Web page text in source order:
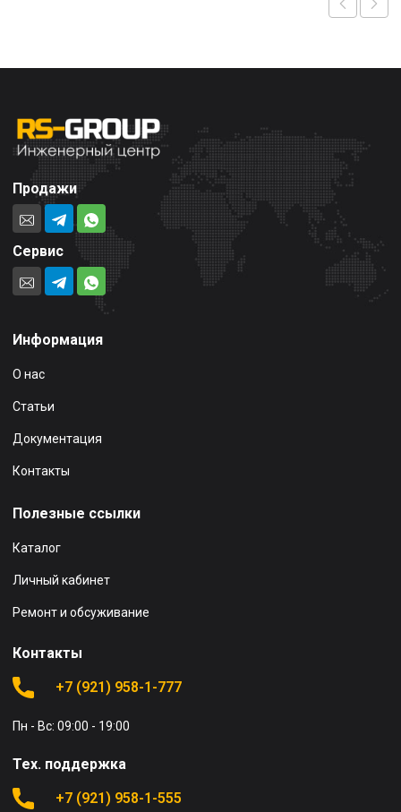
Продажи
Сервис
Информация
О нас
Статьи
Документация
Контакты
Полезные ссылки
Каталог
Личный кабинет
Ремонт и обсуживание
Контакты
+7 (921) 958-1-777
Пн - Вс: 09:00 - 19:00
Тех. поддержка
+7 (921) 958-1-555